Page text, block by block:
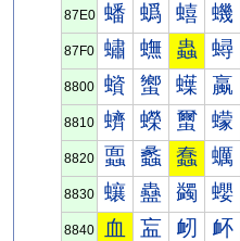
87E0 蟠 蟡 蟢 蟣
87F0 蟰 蟱 蟲 蟳
8800 蠀 蠁 蠂 蠃
8810 蠐 蠑 蠒 蠓
8820 蠠 蠡 蠢 蠣
8830 蠰 蠱 蠲 蠳
8840 血 衁 衂 衃